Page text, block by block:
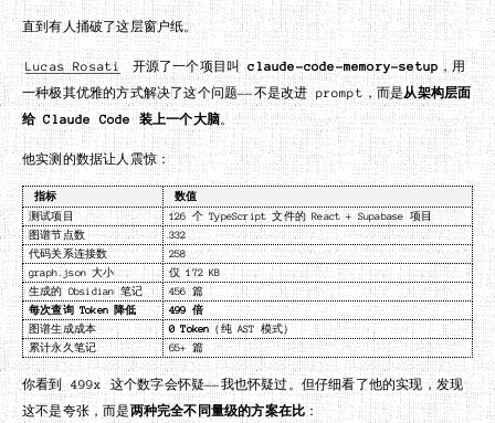
直到有人捅破了这层窗户纸。
Lucas Rosati 开源了一个项目叫claude-code-memory-setup ，用
一种极其优雅的方式解决了这个问题——不是改进 prompt，而是从架构层面
给 Claude Code 装上一个大脑。
他实测的数据让人震惊：
指标
数值
测试项目
126 个 TypeScript 文件的 React + Supabase 项目
图谱节点数
332
代码关系连接数
258
graph.json 大小
仅 172 KB
生成的 Obsidian 笔记
456 篇
每次查询 Token 降低
499 倍
图谱生成成本
0 Token（纯 AST 模式）
累计永久笔记
65+ 篇
你看到 499x 这个数字会怀疑——我也怀疑过。但仔细看了他的实现，发现
这不是夸张，而是两种完全不同量级的方案在比：